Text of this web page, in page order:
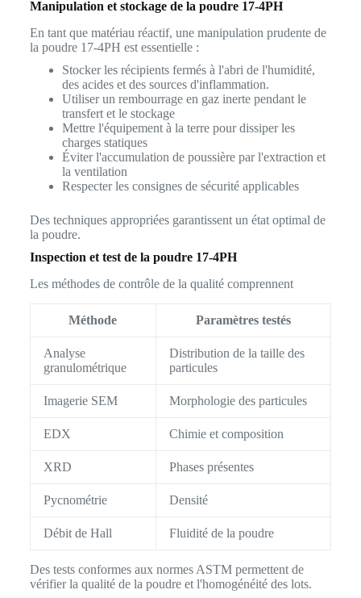
Manipulation et stockage de la poudre 17-4PH
En tant que matériau réactif, une manipulation prudente de
la poudre 17-4PH est essentielle :
Stocker les récipients fermés à l'abri de l'humidité,
des acides et des sources d'inflammation.
Utiliser un rembourrage en gaz inerte pendant le
transfert et le stockage
Mettre l'équipement à la terre pour dissiper les
charges statiques
Éviter l'accumulation de poussière par l'extraction et
la ventilation
Respecter les consignes de sécurité applicables
Des techniques appropriées garantissent un état optimal de
la poudre.
Inspection et test de la poudre 17-4PH
Les méthodes de contrôle de la qualité comprennent
Méthode Paramètres testés
Analyse
granulométrique
Distribution de la taille des
particules
Imagerie SEM Morphologie des particules
EDX Chimie et composition
XRD Phases présentes
Pycnométrie Densité
Débit de Hall Fluidité de la poudre
Des tests conformes aux normes ASTM permettent de
vérifier la qualité de la poudre et l'homogénéité des lots.